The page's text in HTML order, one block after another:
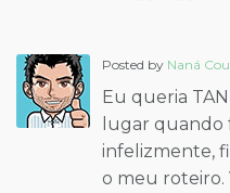
Posted by Naná
Eu queria
lugar quando
infelizmente,
o meu roteiro.